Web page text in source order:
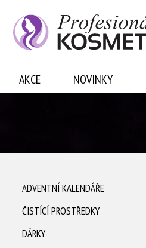
AKCE NOVINKY
ADVENTNÍ KALENDÁŘE
ČISTÍCÍ PROSTŘEDKY
DÁRKY